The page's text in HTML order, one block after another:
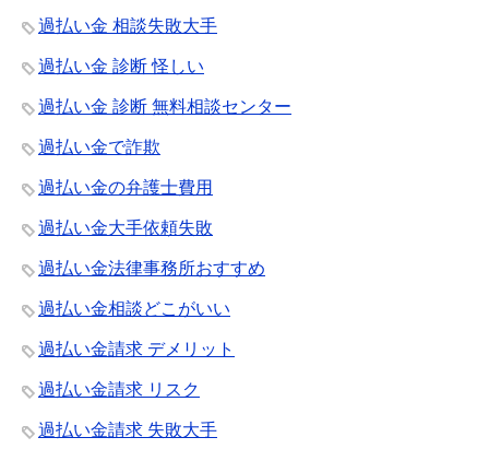
過払い金 相談失敗大手
過払い金 診断 怪しい
過払い金 診断 無料相談センター
過払い金で詐欺
過払い金の弁護士費用
過払い金大手依頼失敗
過払い金法律事務所おすすめ
過払い金相談どこがいい
過払い金請求 デメリット
過払い金請求 リスク
過払い金請求 失敗大手